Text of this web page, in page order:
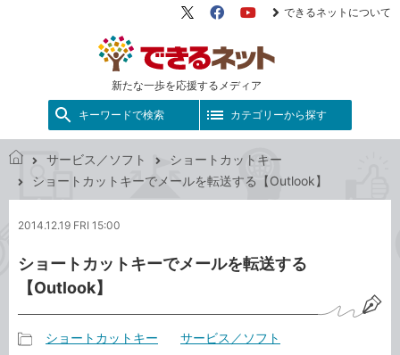
新たな一歩を応援するメディア
X（旧
FacebookYouTube
できるネットについて
キーワードで検索 カテゴリーから探す
ネ
ト
サービス／ソフト
ショートカットキー
ショートカットキーでメールを転送する【Outlook】
2014.12.19 FRI 15:00
ショートカットキーでメールを転送する
【Outlook】
ショートカットキー サービス／ソフト